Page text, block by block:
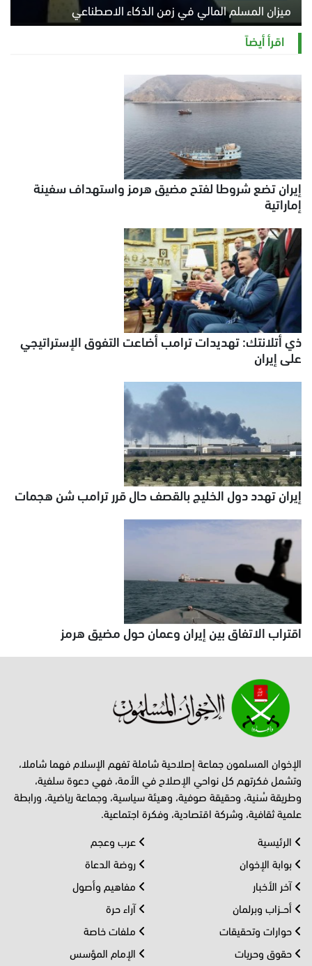
ميزان المسلم المالي في زمن الذكاء الاصطناعي
السبت 8 أغسطس 2026 11:21 ص
اقرأ أيضاً
إيران تضع شروطا لفتح مضيق هرمز واستهداف سفينة
إماراتية
ذي أتلانتك: تهديدات ترامب أضاعت التفوق الإستراتيجي
على إيران
إيران تهدد دول الخليج بالقصف حال قرر ترامب شن هجمات
اقتراب الاتفاق بين إيران وعمان حول مضيق هرمز
الإخوان المسلمون جماعة إصلاحية شاملة تفهم الإسلام فهما شاملا،
وتشمل فكرتهم كل نواحي الإصلاح في الأمة، فهي دعوة سلفية،
وطريقة سُنية، وحقيقة صوفية، وهيئة سياسية، وجماعة رياضية، ورابطة
علمية ثقافية، وشركة اقتصادية، وفكرة اجتماعية.
الرئيسية
بوابة الإخوان
آخر الأخبار
أحــزاب وبرلمان
حوارات وتحقيقات
حقوق وحريات
عرب وعجم
روضة الدعاة
مفاهيم وأصول
آراء حرة
ملفات خاصة
الإمام المؤسس